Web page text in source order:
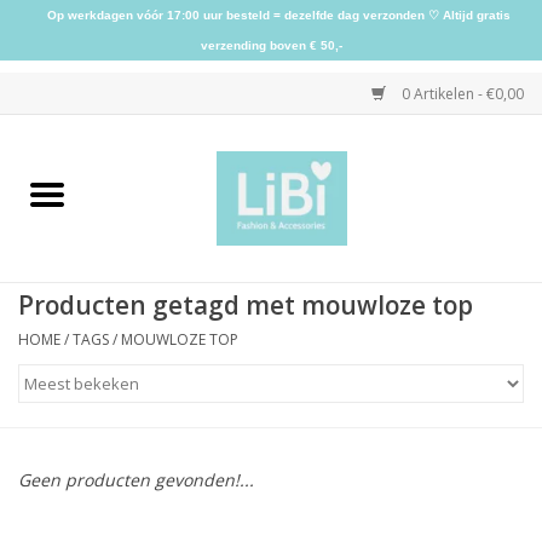
0 Artikelen - €0,00
Home
Schoenen
Producten getagd met mouwloze top
HOME/TAGS/ MOUWLOZE TOP
Geen producten gevonden!...
Op werkdagen vóór 17:00 uur besteld = dezelfde dag verzonden ♡ Altijd gratis
verzending boven € 50,-